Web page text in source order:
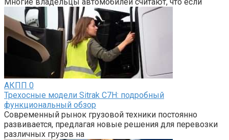
АКПП 0
Трехосные модели Sitrak C7H: подробный
функциональный обзор
Современный рынок грузовой техники постоянно
развивается, предлагая новые решения для перевозки
различных грузов на